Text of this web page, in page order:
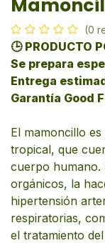
(0
🕒 PRODUCTO
Se prepara
Entrega
Garantía Good
El mamoncillo
tropical, que
cuerpo humano.
orgánicos, la
hipertensión
respiratorias,
el tratamiento